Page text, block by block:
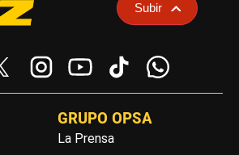
Subir
GRUPO OPSA
La Prensa